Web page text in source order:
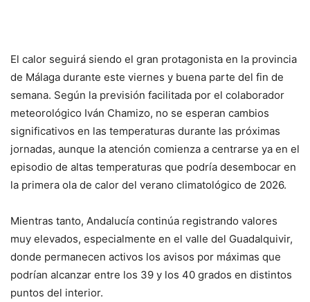
El calor seguirá siendo el gran protagonista en la provincia
de Málaga durante este viernes y buena parte del fin de
semana. Según la previsión facilitada por el colaborador
meteorológico Iván Chamizo, no se esperan cambios
significativos en las temperaturas durante las próximas
jornadas, aunque la atención comienza a centrarse ya en el
episodio de altas temperaturas que podría desembocar en
la primera ola de calor del verano climatológico de 2026.
Mientras tanto, Andalucía continúa registrando valores
muy elevados, especialmente en el valle del Guadalquivir,
donde permanecen activos los avisos por máximas que
podrían alcanzar entre los 39 y los 40 grados en distintos
puntos del interior.